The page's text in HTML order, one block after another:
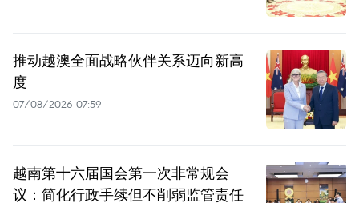
推动越澳全面战略伙伴关系迈向新高
度
07/08/2026 07:59
越南第十六届国会第一次非常规会
议：简化行政手续但不削弱监管责任